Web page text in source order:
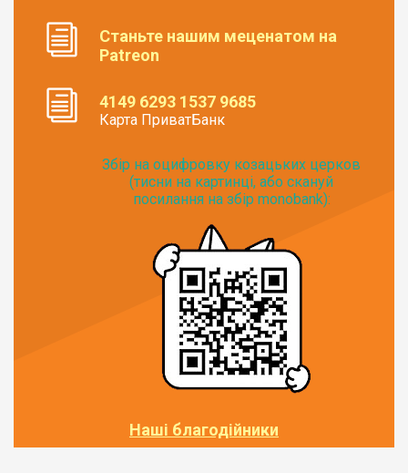
Станьте нашим меценатом на
Patreon
4149 6293 1537 9685
Карта ПриватБанк
Збір на оцифровку козацьких церков
(тисни на картинці, або скануй
посилання на збір monobank):
Наші благодійники